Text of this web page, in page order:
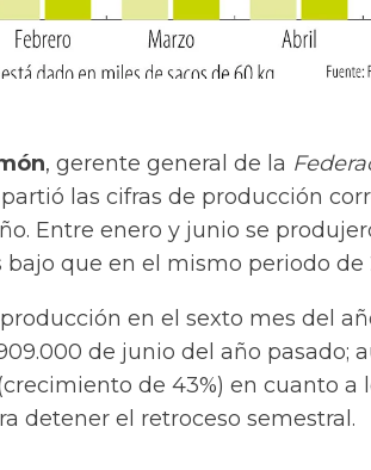
, gerente general de la
las cifras de producción
Entre enero y junio se
bajo que en el mismo periodo de
en el sexto mes del
de junio del año pasado;
de 43%) en cuanto a
detener el retroceso semestral.